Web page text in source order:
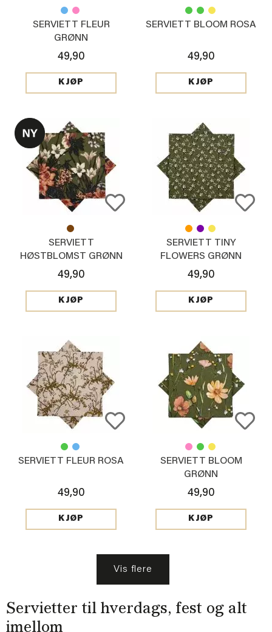
SERVIETT FLEUR
GRØNN
49,90
KJØP
SERVIETT BLOOM ROSA
49,90
KJØP
SERVIETT
HØSTBLOMST GRØNN
49,90
KJØP
SERVIETT TINY
FLOWERS GRØNN
49,90
KJØP
SERVIETT FLEUR ROSA
49,90
KJØP
SERVIETT BLOOM
GRØNN
49,90
KJØP
Vis flere
Servietter til hverdags, fest og alt
imellom